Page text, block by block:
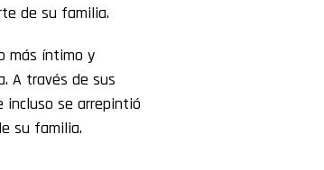
de su familia.
más íntimo y
A través de sus
incluso se arrepintió
su familia.